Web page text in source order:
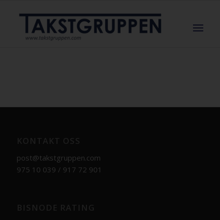
post@takstgruppen.com
975 10 039 / 917 72 901